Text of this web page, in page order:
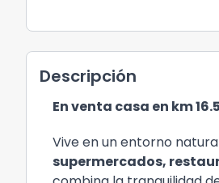
Descripción
En venta casa en km
Vive en un entorno
supermercados,